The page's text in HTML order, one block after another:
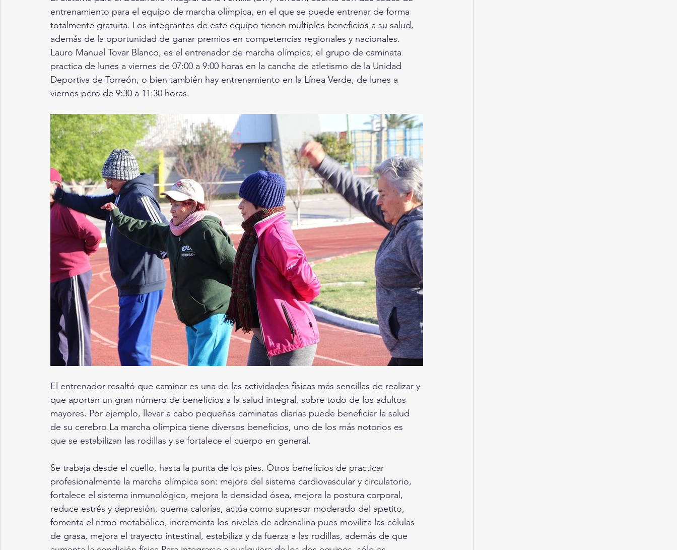
Durango Titulares en Inicio Coahuila Investigaciones Rapidín Político
Santa Aurelia de los Vientos San Pedro
entrenamiento para el equipo de marcha olímpica, en el que se puede entrenar de forma
totalmente gratuita. Los integrantes de este equipo tienen múltiples beneficios a su salud,
además de la oportunidad de ganar premios en competencias regionales y nacionales.
Lauro Manuel Tovar Blanco, es el entrenador de marcha olímpica; el grupo de caminata
practica de lunes a viernes de 07:00 a 9:00 horas en la cancha de atletismo de la Unidad
Deportiva de Torreón, o bien también hay entrenamiento en la Línea Verde, de lunes a
viernes pero de 9:30 a 11:30 horas.
El entrenador resaltó que caminar es una de las actividades físicas más sencillas de realizar y
que aportan un gran número de beneficios a la salud integral, sobre todo de los adultos
mayores. Por ejemplo, llevar a cabo pequeñas caminatas diarias puede beneficiar la salud
de su cerebro.La marcha olímpica tiene diversos beneficios, uno de los más notorios es
que se estabilizan las rodillas y se fortalece el cuerpo en general.
Se trabaja desde el cuello, hasta la punta de los pies. Otros beneficios de practicar
profesionalmente la marcha olímpica son: mejora del sistema cardiovascular y circulatorio,
fortalece el sistema inmunológico, mejora la densidad ósea, mejora la postura corporal,
reduce estrés y depresión, quema calorías, actúa como supresor moderado del apetito,
fomenta el ritmo metabólico, incrementa los niveles de adrenalina pues moviliza las células
de grasa, mejora el trayecto intestinal, estabiliza y da fuerza a las rodillas, además de que